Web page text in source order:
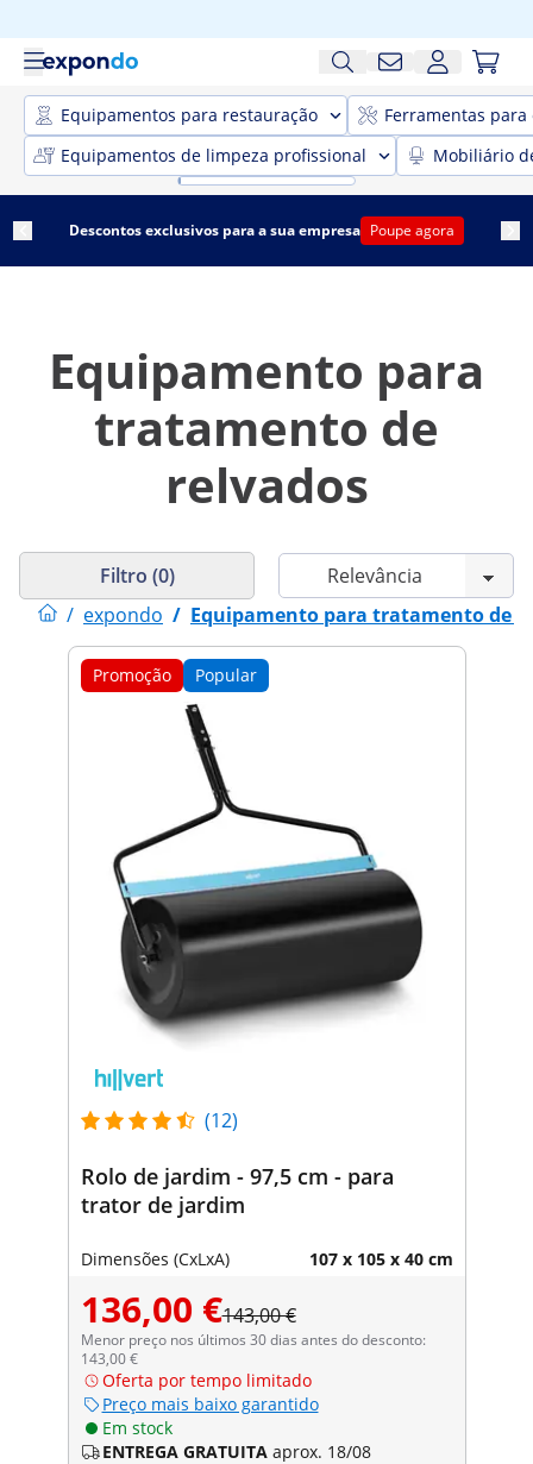
Equipamentos para restauração
Ferramentas para
Equipamentos de limpeza profissional
Mobiliário
Descontos exclusivos para a sua empresa Poupe agora
Equipamento para
tratamento de
relvados
/ expondo / Equipamento para tratamento de
Filtro (0)
Promoção Popular
(12)
Rolo de jardim - 97,5 cm - para
trator de jardim
Dimensões (CxLxA) 107 x 105 x 40 cm
136,00 €143,00 €
Menor preço nos últimos 30 dias antes do desconto:
143,00 €
Oferta por tempo limitado
Preço mais baixo garantido
Em stock
ENTREGA GRATUITA aprox. 18/08